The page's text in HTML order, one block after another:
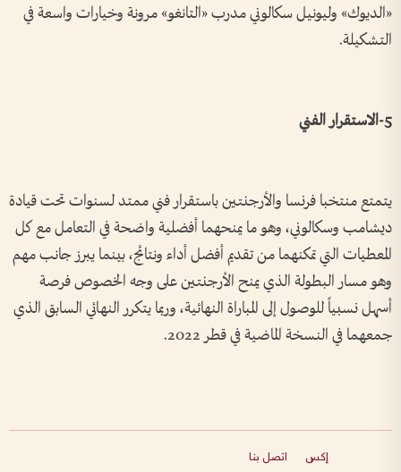
«الديوك» وليونيل سكالوني مدرب «التانغو» مرونة وخيارات واسعة في
التشكيلة.
5-الاستقرار الفني
يتمتع منتخبا فرنسا والأرجنتين باستقرار فني ممتد لسنوات تحت قيادة
ديشامب وسكالوني، وهو ما يمنحهما أفضلية واضحة في التعامل مع كل
المعطيات التي تمكنهما من تقديم أفضل أداء ونتائج، بينما يبرز جانب مهم
وهو مسار البطولة الذي يمنح الأرجنتين على وجه الخصوص فرصة
أسهل نسبياً للوصول إلى المباراة النهائية، وربما يتكرر النهائي السابق الذي
جمعهما في النسخة الماضية في قطر 2022.
إكس
اتصل بنا